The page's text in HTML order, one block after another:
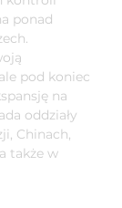
ponad
pod koniec
na
oddziały
Chinach,
także w